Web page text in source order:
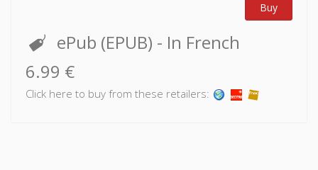
Buy
ePub (EPUB) - In French
6.99 €
Click here to buy from these retailers: